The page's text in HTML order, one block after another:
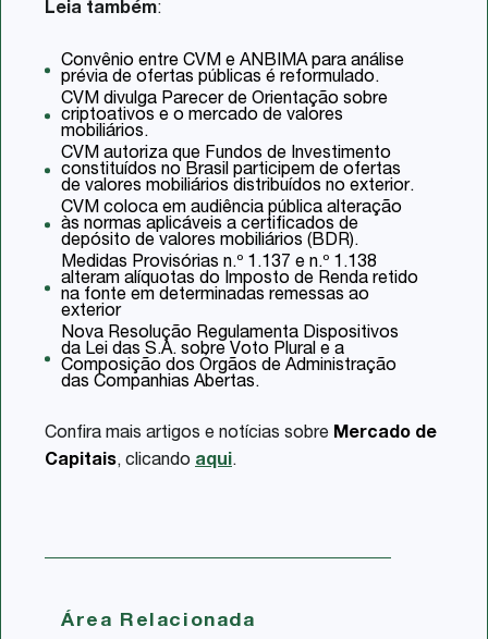
Leia também:
Convênio entre CVM e ANBIMA para análise
prévia de ofertas públicas é reformulado.
CVM divulga Parecer de Orientação sobre
criptoativos e o mercado de valores
mobiliários.
CVM autoriza que Fundos de Investimento
constituídos no Brasil participem de ofertas
de valores mobiliários distribuídos no exterior.
CVM coloca em audiência pública alteração
às normas aplicáveis a certificados de
depósito de valores mobiliários (BDR).
Medidas Provisórias n.º 1.137 e n.º 1.138
alteram alíquotas do Imposto de Renda retido
na fonte em determinadas remessas ao
exterior
Nova Resolução Regulamenta Dispositivos
da Lei das S.A. sobre Voto Plural e a
Composição dos Órgãos de Administração
das Companhias Abertas.
Confira mais artigos e notícias sobre Mercado de
Capitais, clicando aqui.
Área Relacionada